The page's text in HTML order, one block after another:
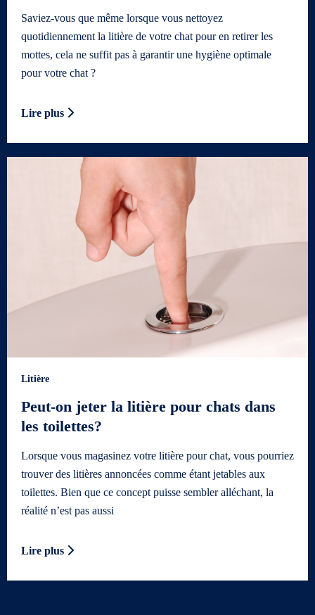
Saviez-vous que même lorsque vous nettoyez
quotidiennement la litière de votre chat pour en retirer les
mottes, cela ne suffit pas à garantir une hygiène optimale
pour votre chat ?
Lire plus
Litière
Peut-on jeter la litière pour chats dans
les toilettes?
Lorsque vous magasinez votre litière pour chat, vous pourriez
trouver des litières annoncées comme étant jetables aux
toilettes. Bien que ce concept puisse sembler alléchant, la
réalité n’est pas aussi
Lire plus